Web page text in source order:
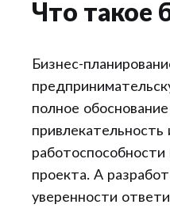
Что такое
Бизнес-
полное
проекта. А
уверенности